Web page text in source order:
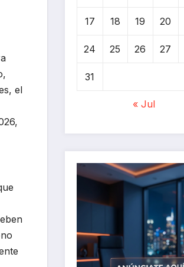
el
17 18 19 20
24 25 26 27
31
« Jul